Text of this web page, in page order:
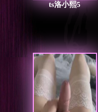
ts洛小熙5